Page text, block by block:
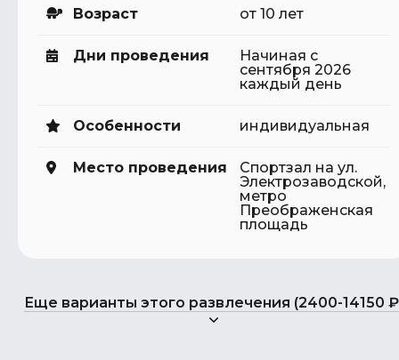
Возраст от 10 лет
Дни проведения
Начиная с
сентября 2026
каждый день
Особенности индивидуальная
Место проведения
Спортзал на ул.
Электрозаводской,
метро
Преображенская
площадь
Еще варианты этого развлечения (2400-14150